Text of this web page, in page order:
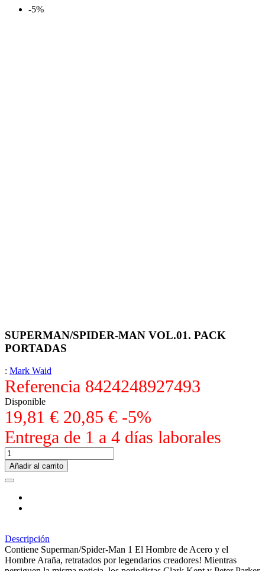
-5%
SUPERMAN/SPIDER-MAN VOL.01. PACK
PORTADAS
: Mark Waid
Referencia 8424248927493
Disponible
19,81 € 20,85 € -5%
Entrega de 1 a 4 días laborales
Añadir al carrito
Descripción
Contiene Superman/Spider-Man 1 El Hombre de Acero y el
Hombre Araña, retratados por legendarios creadores! Mientras